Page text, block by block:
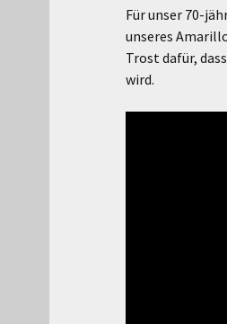
Für unser 70-
unseres
Trost dafür,
wird.